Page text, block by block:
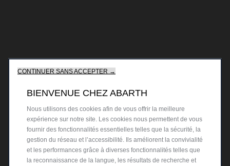
CONTINUER SANS ACCEPTER →
BIENVENUE CHEZ ABARTH
Nous utilisons des cookies afin de vous offrir la meilleure
expérience sur notre site. Les cookies nous permettent de vous
fournir des fonctionnalités essentielles telles que la sécurité, la
gestion du réseau et l’accessibilité. Ils améliorent la convivialité
et les performances grâce à diverses fonctionnalités telles que
la reconnaissance de la langue, les résultats de recherche et